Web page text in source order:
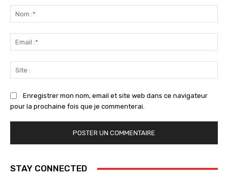
:*
:*
:
Enregistrer mon nom, email et site web dans ce navigateur
pour la prochaine fois que je commenterai.
STAY CONNECTED